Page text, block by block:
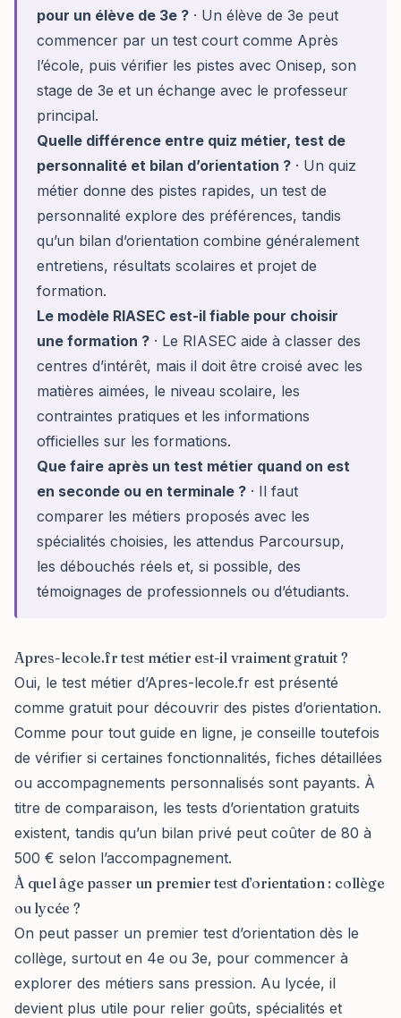
pour un élève de 3e ? · Un élève de 3e peut
commencer par un test court comme Après
l’école, puis vérifier les pistes avec Onisep, son
stage de 3e et un échange avec le professeur
principal.
Quelle différence entre quiz métier, test de
personnalité et bilan d’orientation ? · Un quiz
métier donne des pistes rapides, un test de
personnalité explore des préférences, tandis
qu’un bilan d’orientation combine généralement
entretiens, résultats scolaires et projet de
formation.
Le modèle RIASEC est-il fiable pour choisir
une formation ? · Le RIASEC aide à classer des
centres d’intérêt, mais il doit être croisé avec les
matières aimées, le niveau scolaire, les
contraintes pratiques et les informations
officielles sur les formations.
Que faire après un test métier quand on est
en seconde ou en terminale ? · Il faut
comparer les métiers proposés avec les
spécialités choisies, les attendus Parcoursup,
les débouchés réels et, si possible, des
témoignages de professionnels ou d’étudiants.
Apres-lecole.fr test métier est-il vraiment gratuit ?
Oui, le test métier d’Apres-lecole.fr est présenté
comme gratuit pour découvrir des pistes d’orientation.
Comme pour tout guide en ligne, je conseille toutefois
de vérifier si certaines fonctionnalités, fiches détaillées
ou accompagnements personnalisés sont payants. À
titre de comparaison, les tests d’orientation gratuits
existent, tandis qu’un bilan privé peut coûter de 80 à
500 € selon l’accompagnement.
À quel âge passer un premier test d’orientation : collège
ou lycée ?
On peut passer un premier test d’orientation dès le
collège, surtout en 4e ou 3e, pour commencer à
explorer des métiers sans pression. Au lycée, il
devient plus utile pour relier goûts, spécialités et